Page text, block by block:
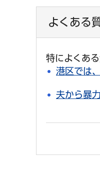
よくある
特によくあ
港区では
夫から暴